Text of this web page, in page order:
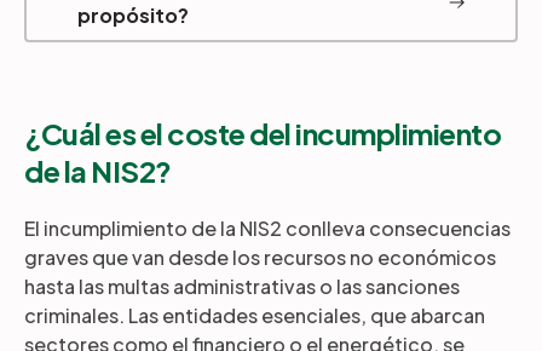
propósito?
¿Cuál es el coste del incumplimiento
de la NIS2?
El incumplimiento de la NIS2 conlleva consecuencias
graves que van desde los recursos no económicos
hasta las multas administrativas o las sanciones
criminales. Las entidades esenciales, que abarcan
sectores como el financiero o el energético, se